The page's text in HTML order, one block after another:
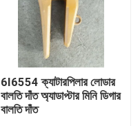
6I6554 ক্যাটারপিলার লোডার
বালতি দাঁত অ্যাডাপ্টার মিনি ডিগার
বালতি দাঁত